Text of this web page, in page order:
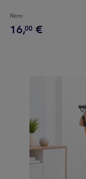
Nero
16,00 €